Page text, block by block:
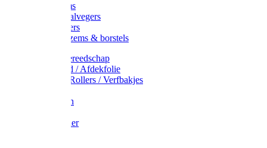
Gootbezems
Kamer-/Zaalvegers
Vloertrekkers
Onkruidbezems & borstels
Schildersgereedschap
Afplakband / Afdekfolie
Kwasten / Rollers / Verfbakjes
Afdekfoliën
Schuurpapier